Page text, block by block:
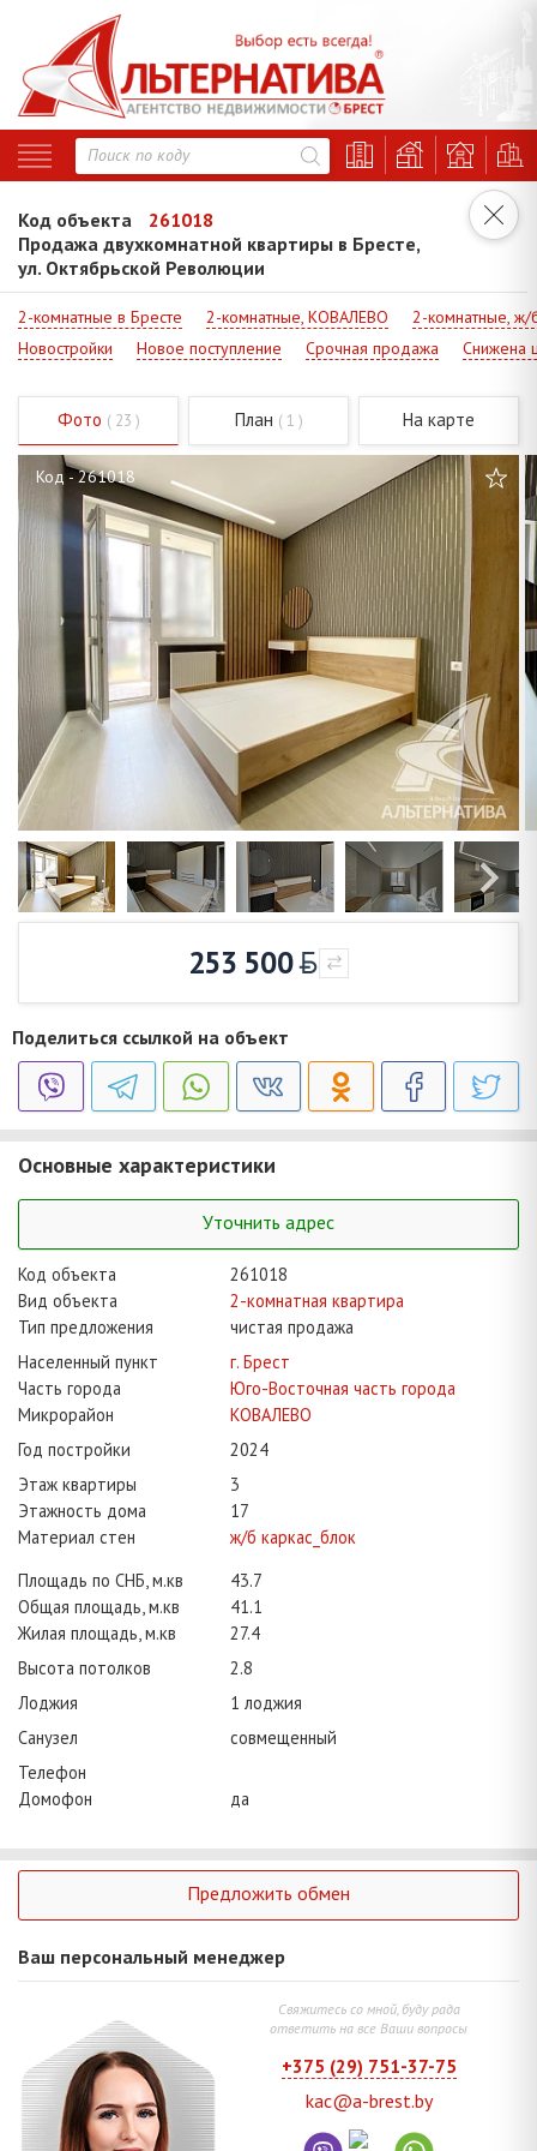
Код объекта
261018
Продажа двухкомнатной квартиры в Бресте,
ул. Октябрьской Революции
2-комнатные в Бресте 2-комнатные, КОВАЛЕВО
2-комнатные, ж/
Новостройки
Новое поступление Срочная продажа Снижена
Фото ( 23 ) План ( 1 ) На карте
Код - 261018
253 500
Поделиться ссылкой на объект
Основные характеристики
Уточнить адрес
Код объекта
261018
Вид объекта
2-комнатная квартира
Тип предложения
чистая продажа
Населенный пункт
г. Брест
Часть города
Юго-Восточная часть города
Микрорайон
КОВАЛЕВО
Год постройки
2024
Этаж квартиры
3
Этажность дома
17
Материал стен
ж/б каркас_блок
Площадь по СНБ, м.кв
43.7
Общая площадь, м.кв
41.1
Жилая площадь, м.кв
27.4
Высота потолков
2.8
Лоджия
1 лоджия
Санузел
совмещенный
Телефон
Домофон
да
Предложить обмен
Ваш персональный менеджер
Свяжитесь со мной, буду рада
ответить на все Ваши вопросы
+375 (29) 751-37-75
kac@a-brest.by